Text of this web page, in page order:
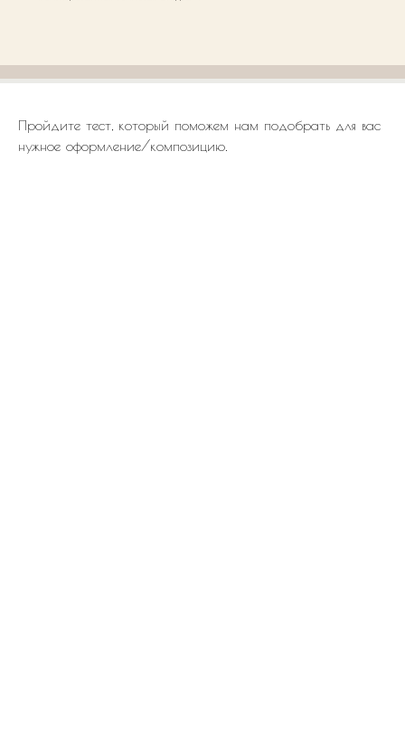
Пройдите тест, который поможем нам подобрать для вас
нужное оформление/композицию.